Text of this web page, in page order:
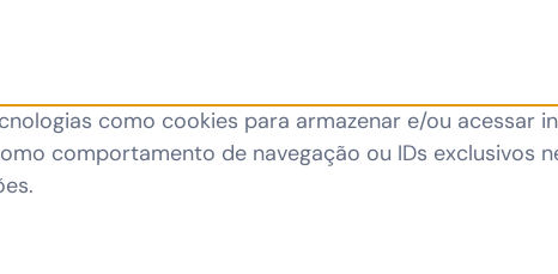
como cookies para armazenar e/ou
comportamento de navegação ou IDs exclusivos